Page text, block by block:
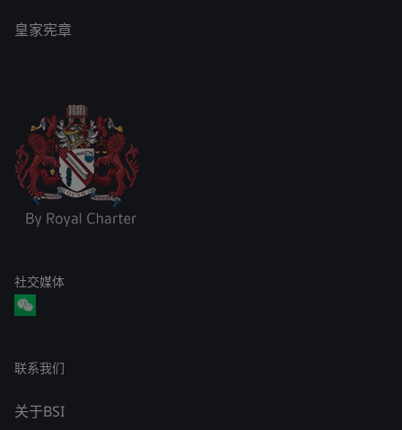
皇家宪章
社交媒体
联系我们
关于BSI